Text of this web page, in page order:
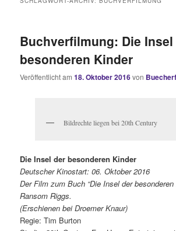
Buchverfilmung: Die
besonderen Kinder
Veröffentlicht am18. Oktober 2016von
Bildrechte liegen bei 20th Century
Die Insel der besonderen Kinder
Deutscher Kinostart: 06. Oktober 2016
Der Film zum Buch “Die Insel der besonderen
Ransom Riggs.
(Erschienen bei Droemer Knaur)
Regie: Tim Burton